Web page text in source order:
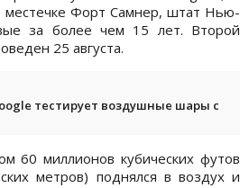
местечке Форт Самнер, штат Нью-
за более чем 15 лет. Второй
25 августа.
тестирует воздушные шары с
60 миллионов кубических футов
метров) поднялся в воздух и